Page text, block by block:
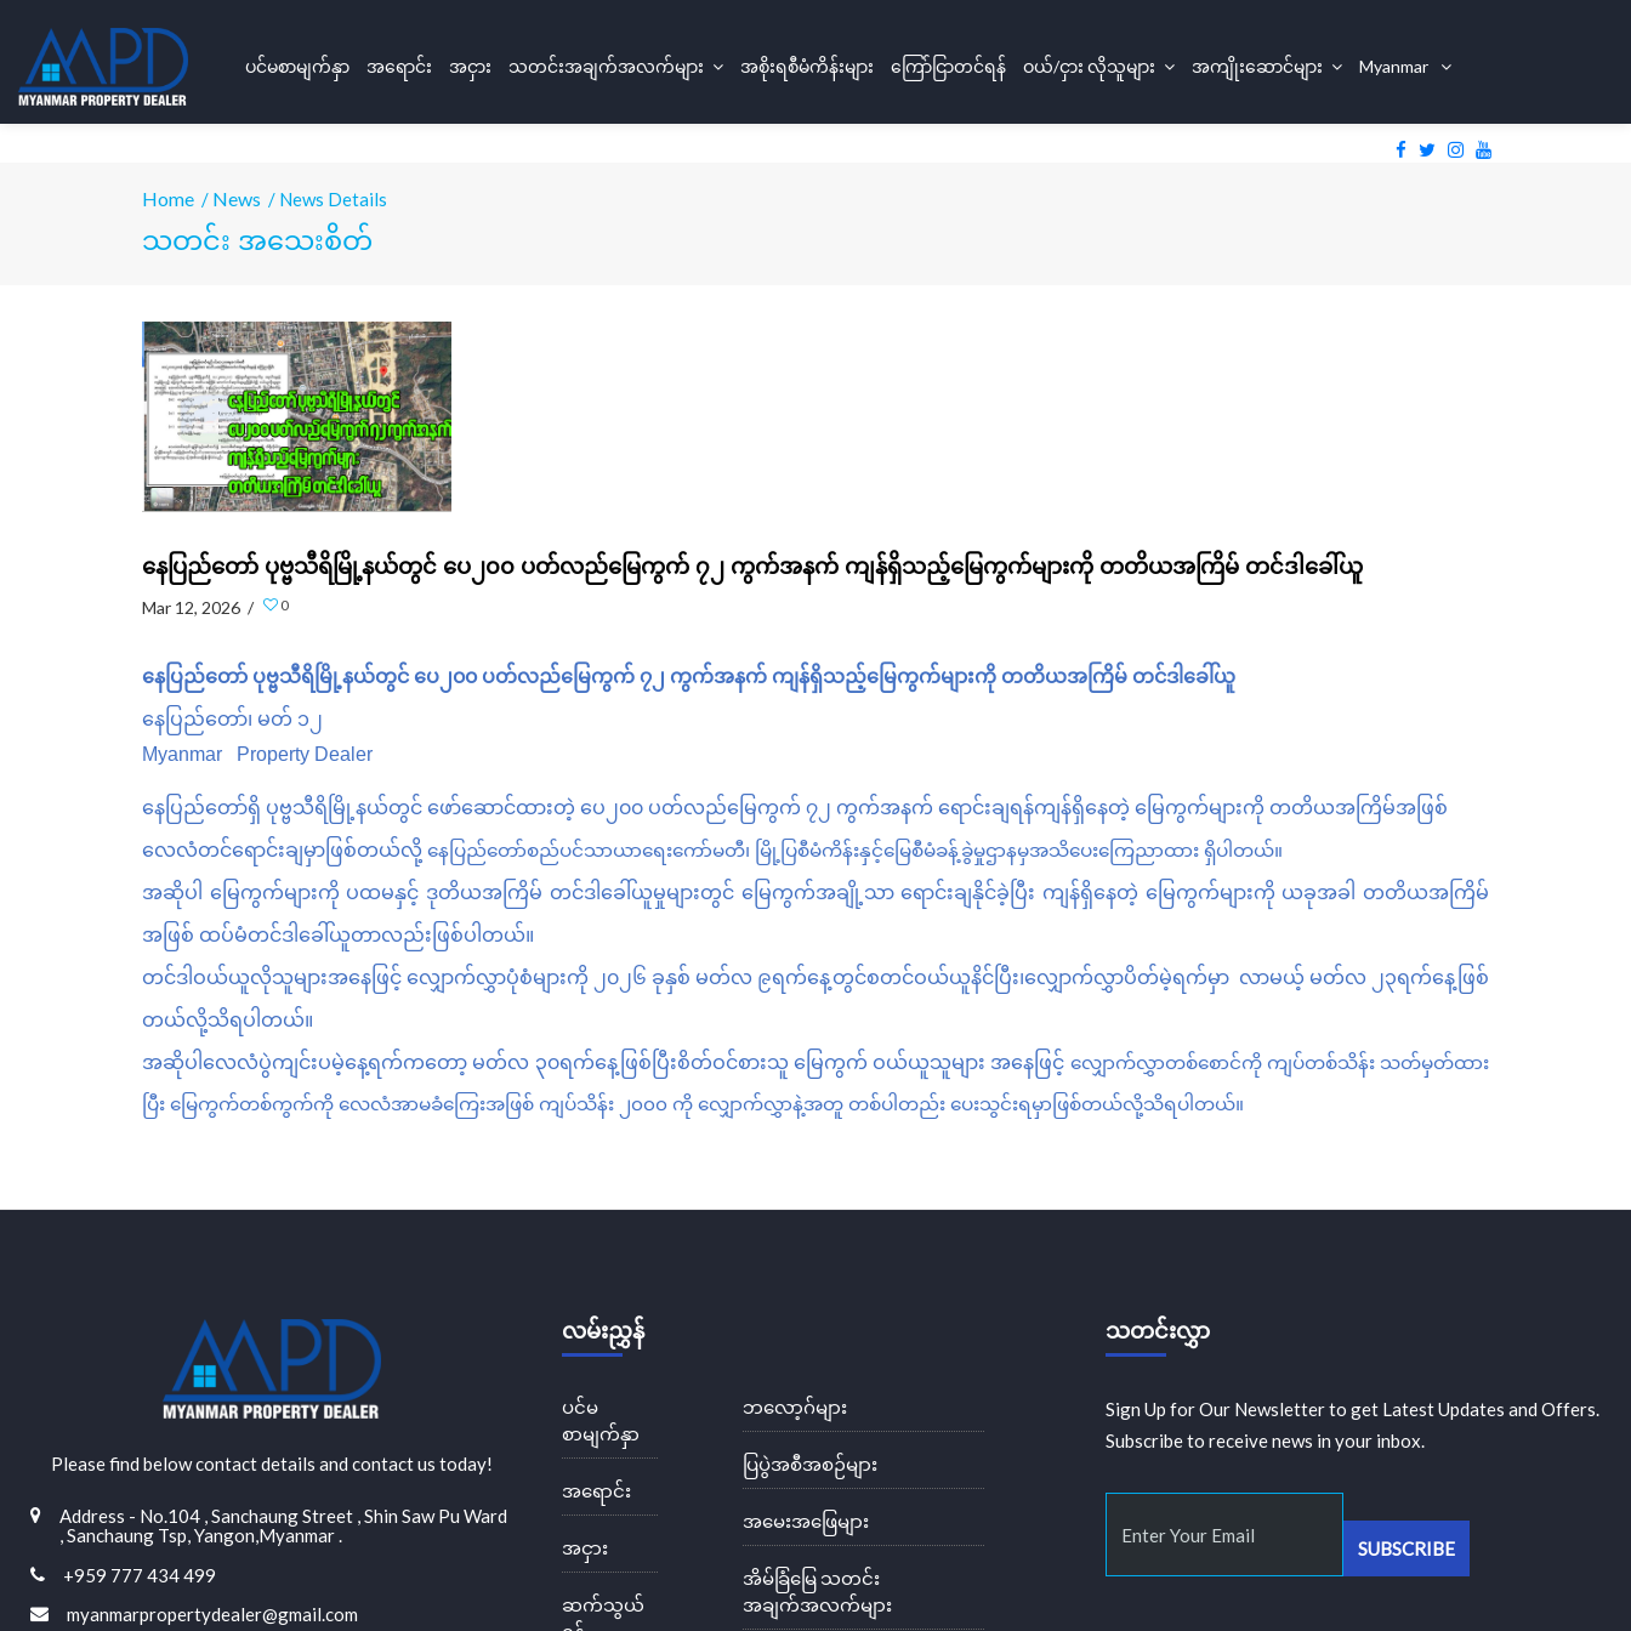
ပင်မစာမျက်နှာ အရောင်း အငှား သတင်းအချက်အလက်များ အစိုးရစီမံကိန်းများ ကြော်ငြာတင်ရန် ဝယ်/ငှား လိုသူများ အကျိုးဆောင်များ Myanmar
Home / News / News Details
သတင်း အသေးစိတ်
နေပြည်တော် ပုဗ္ဗသီရိမြို့နယ်တွင် ပေ၂၀၀ ပတ်လည်မြေကွက် ၇၂ ကွက်အနက် ကျန်ရှိသည့်မြေကွက်များကို တတိယအကြိမ် တင်ဒါခေါ်ယူ
Mar 12, 2026 / 0
နေပြည်တော် ပုဗ္ဗသီရိမြို့နယ်တွင် ပေ၂၀၀ ပတ်လည်မြေကွက် ၇၂ ကွက်အနက် ကျန်ရှိသည့်မြေကွက်များကို တတိယအကြိမ် တင်ဒါခေါ်ယူ
နေပြည်တော်၊ မတ် ၁၂
Myanmar Property Dealer
နေပြည်တော်ရှိ ပုဗ္ဗသီရိမြို့နယ်တွင် ဖော်ဆောင်ထားတဲ့ ပေ၂၀၀ ပတ်လည်မြေကွက် ၇၂ ကွက်အနက် ရောင်းချရန်ကျန်ရှိနေတဲ့ မြေကွက်များကို တတိယအကြိမ်အဖြစ်
လေလံတင်ရောင်းချမှာဖြစ်တယ်လို့ နေပြည်တော်စည်ပင်သာယာရေးကော်မတီ၊ မြို့ပြစီမံကိန်းနှင့်မြေစီမံခန့်ခွဲမှုဌာနမှအသိပေးကြေညာထား ရှိပါတယ်။
အဆိုပါ မြေကွက်များကို ပထမနှင့် ဒုတိယအကြိမ် တင်ဒါခေါ်ယူမှုများတွင် မြေကွက်အချို့သာ ရောင်းချနိုင်ခဲ့ပြီး ကျန်ရှိနေတဲ့ မြေကွက်များကို ယခုအခါ တတိယအကြိမ်
အဖြစ် ထပ်မံတင်ဒါခေါ်ယူတာလည်းဖြစ်ပါတယ်။
တင်ဒါဝယ်ယူလိုသူများအနေဖြင့် လျှောက်လွှာပုံစံများကို ၂၀၂၆ ခုနှစ် မတ်လ ၉ရက်နေ့တွင်စတင်ဝယ်ယူနိင်ပြီး၊လျှောက်လွှာပိတ်မဲ့ရက်မှာ လာမယ့် မတ်လ ၂၃ရက်နေ့ဖြစ်
တယ်လို့သိရပါတယ်။
အဆိုပါလေလံပွဲကျင်းပမဲ့နေ့ရက်ကတော့ မတ်လ ၃၀ရက်နေ့ဖြစ်ပြီးစိတ်ဝင်စားသူ မြေကွက် ဝယ်ယူသူများ အနေဖြင့် လျှောက်လွှာတစ်စောင်ကို ကျပ်တစ်သိန်း သတ်မှတ်ထား
ပြီး မြေကွက်တစ်ကွက်ကို လေလံအာမခံကြေးအဖြစ် ကျပ်သိန်း ၂၀၀၀ ကို လျှောက်လွှာနဲ့အတူ တစ်ပါတည်း ပေးသွင်းရမှာဖြစ်တယ်လို့သိရပါတယ်။
Please find below contact details and contact us today!
Address - No.104 , Sanchaung Street , Shin Saw Pu Ward
, Sanchaung Tsp, Yangon,Myanmar .
+959 777 434 499
myanmarpropertydealer@gmail.com
လမ်းညွှန်
ပင်မ
စာမျက်နှာ
အရောင်း
အငှား
ဆက်သွယ်
ဘလော့ဂ်များ
ပြပွဲအစီအစဉ်များ
အမေးအဖြေများ
အိမ်ခြံမြေ သတင်း
အချက်အလက်များ
သတင်းလွှာ
Sign Up for Our Newsletter to get Latest Updates and Offers.
Subscribe to receive news in your inbox.